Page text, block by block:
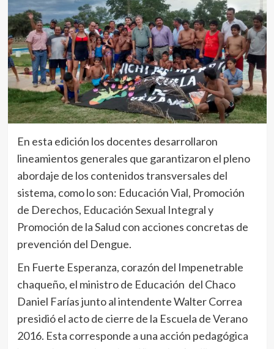
En esta edición los docentes desarrollaron
lineamientos generales que garantizaron el pleno
abordaje de los contenidos transversales del
sistema, como lo son: Educación Vial, Promoción
de Derechos, Educación Sexual Integral y
Promoción de la Salud con acciones concretas de
prevención del Dengue.
En Fuerte Esperanza, corazón del Impenetrable
chaqueño, el ministro de Educación del Chaco
Daniel Farías junto al intendente Walter Correa
presidió el acto de cierre de la Escuela de Verano
2016. Esta corresponde a una acción pedagógica